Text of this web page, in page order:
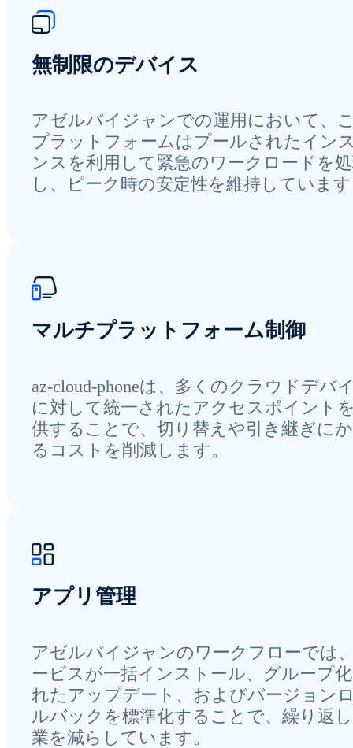
無制限のデバイス
アゼルバイジャンでの運用において、
プラットフォームはプールされたイン
ンスを利用して緊急のワークロードを
し、ピーク時の安定性を維持していま
マルチプラットフォーム制御
az-cloud-phoneは、多くのクラウドデバ
に対して統一されたアクセスポイント
供することで、切り替えや引き継ぎに
るコストを削減します。
アプリ管理
アゼルバイジャンのワークフローでは
ービスが一括インストール、グループ
れたアップデート、およびバージョン
ルバックを標準化することで、繰り返
業を減らしています。